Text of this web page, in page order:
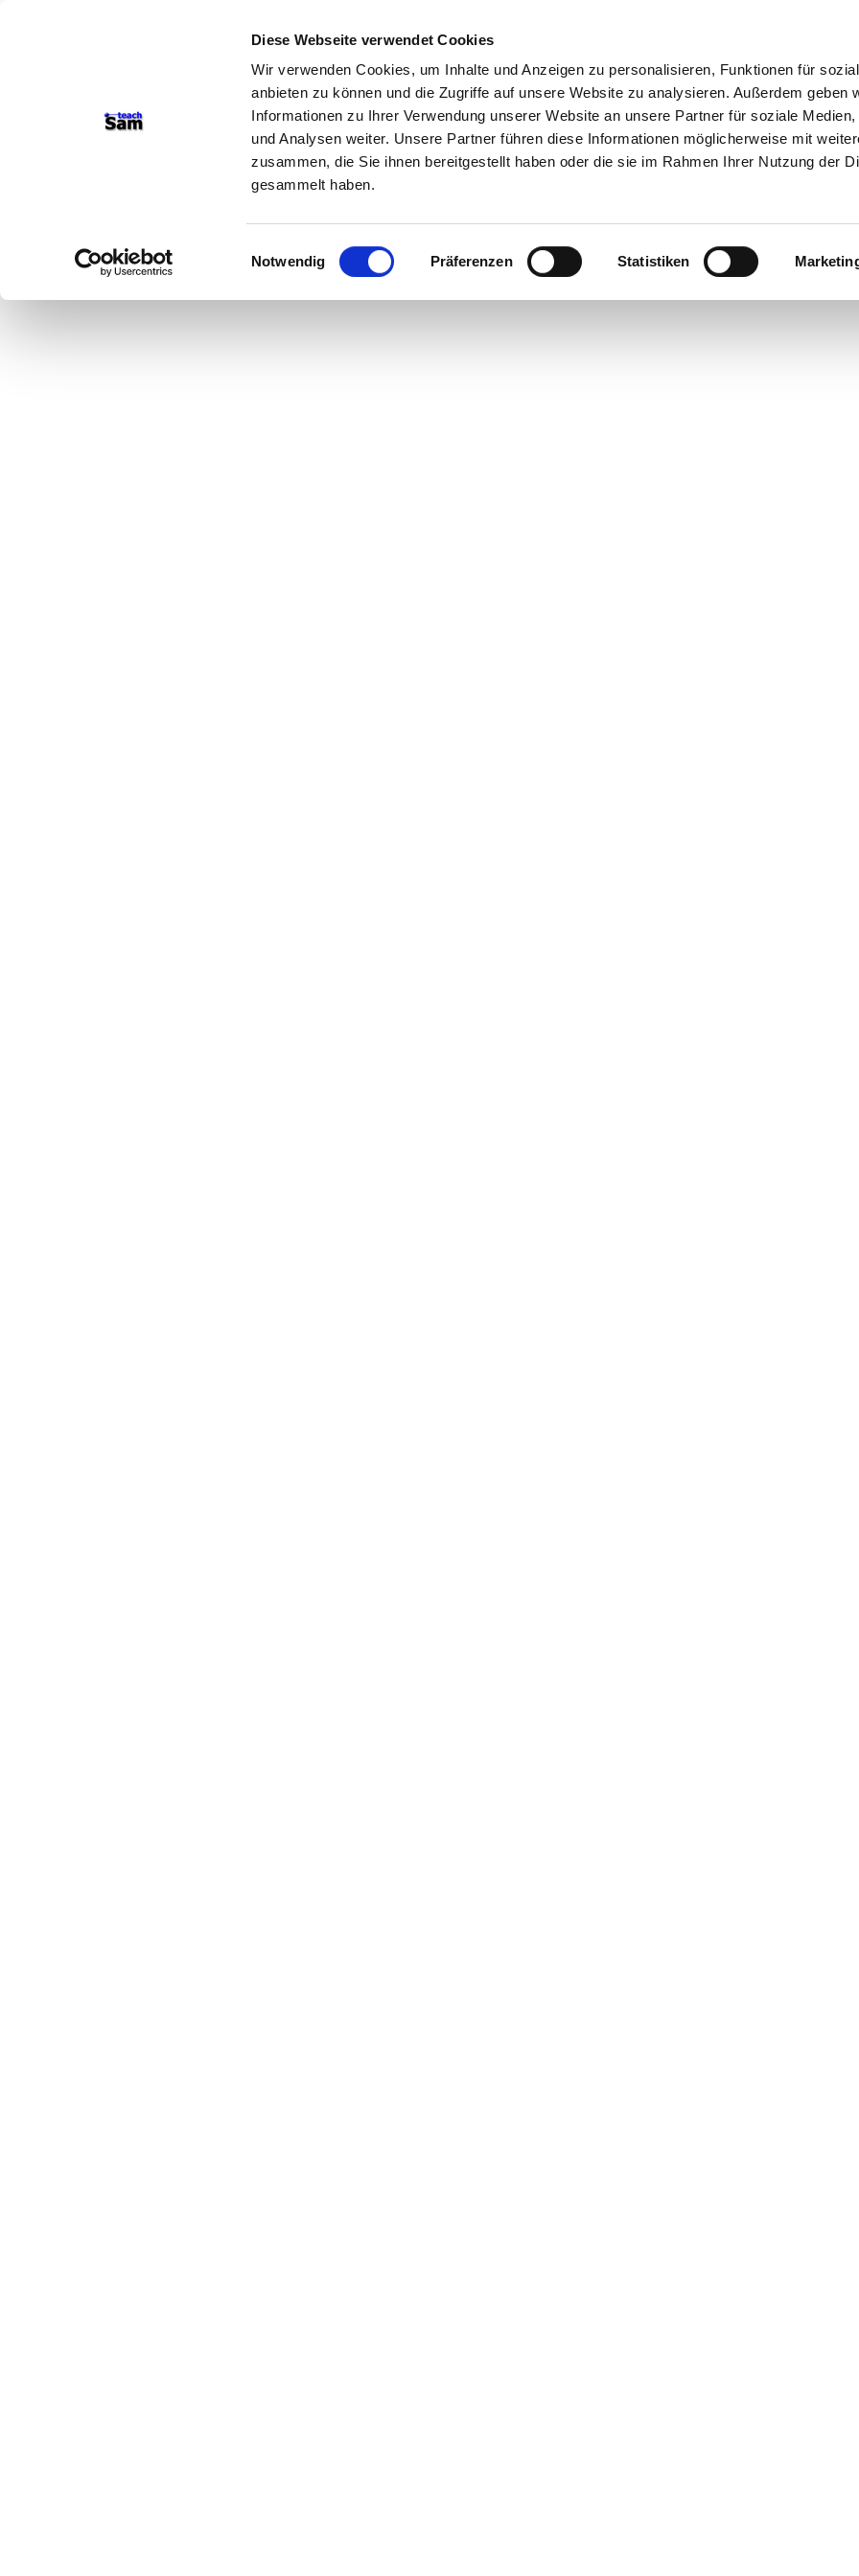
Diese Webseite verwendet Cookies
Wir verwenden Cookies, um Inhalte und Anzeigen zu personalisieren, Funktionen für
anbieten zu können und die Zugriffe auf unsere Website zu analysieren. Außerdem geben
Informationen zu Ihrer Verwendung unserer Website an unsere Partner für soziale Medien,
und Analysen weiter. Unsere Partner führen diese Informationen möglicherweise mit
zusammen, die Sie ihnen bereitgestellt haben oder die sie im Rahmen Ihrer Nutzung der
gesammelt haben.
Einwilligungsauswahl
Notwendig Präferenzen Statistiken